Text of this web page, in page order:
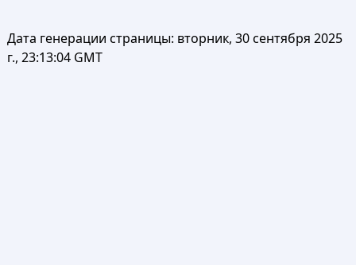
Дата генерации страницы: вторник, 30 сентября 2025
г., 23:13:04 GMT